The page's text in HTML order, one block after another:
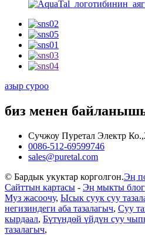
азыр суроо
биз менен
Сучжоу Пуретал Электр
0086-512-69599746
sales@puretal.com
© Бардык укуктар корголгон.Эң
Сайттын картасы - Эң мыкты блог
Муз жасоочу, Ысык суук суу
негизиндеги аба тазалагыч, Суу
кырдаал, Бүтүндөй үйдүн суу
тазалагыч,